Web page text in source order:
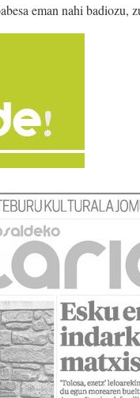
eman nahi badiozu,